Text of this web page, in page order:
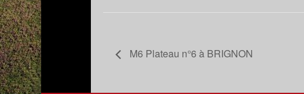
M6 Plateau n°6 à BRIGNON